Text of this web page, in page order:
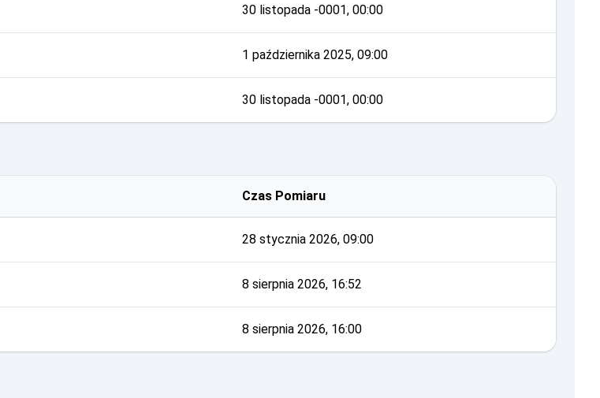
30 listopada -0001, 00:00
1 października 2025, 09:00
30 listopada -0001, 00:00
Czas Pomiaru
28 stycznia 2026, 09:00
8 sierpnia 2026, 16:52
8 sierpnia 2026, 16:00